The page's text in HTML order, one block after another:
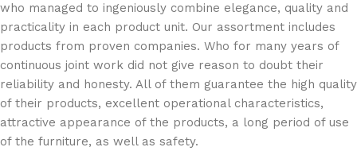
who managed to ingeniously combine elegance, quality and
practicality in each product unit. Our assortment includes
products from proven companies. Who for many years of
continuous joint work did not give reason to doubt their
reliability and honesty. All of them guarantee the high quality
of their products, excellent operational characteristics,
attractive appearance of the products, a long period of use
of the furniture, as well as safety.